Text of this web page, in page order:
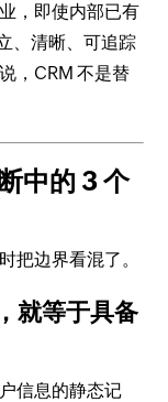
，即使内部已有
、清晰、可追踪
，CRM 不是替
中的 3 个
把边界看混了。
就等于具备
信息的静态记